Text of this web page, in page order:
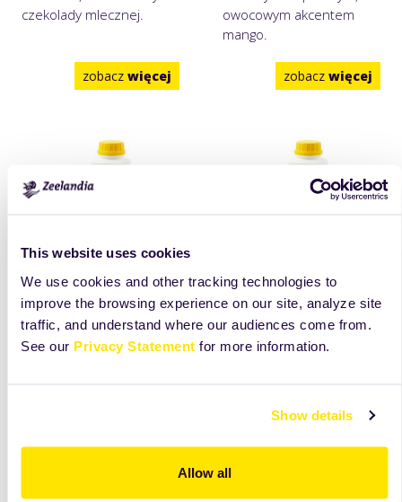
This website uses cookies
We use cookies and other tracking technologies to
improve the browsing experience on our site, analyze site
traffic, and understand where our audiences come from.
See our Privacy Statement for more information.
Show details
Allow all
czekolady mlecznej.
zobacz więcej
owocowym akcentem
mango.
zobacz więcej
Aromat rumowy
AP006/F
Aromat rumowy w płynie,
słodki, bardzo delikatny, z
wyczuwalnymi nutami
Aromat porzeczka
czarna AP017/20
Aromat porzeczka czarna
w płynie o mocnym,
dojrzałych porzeczek.